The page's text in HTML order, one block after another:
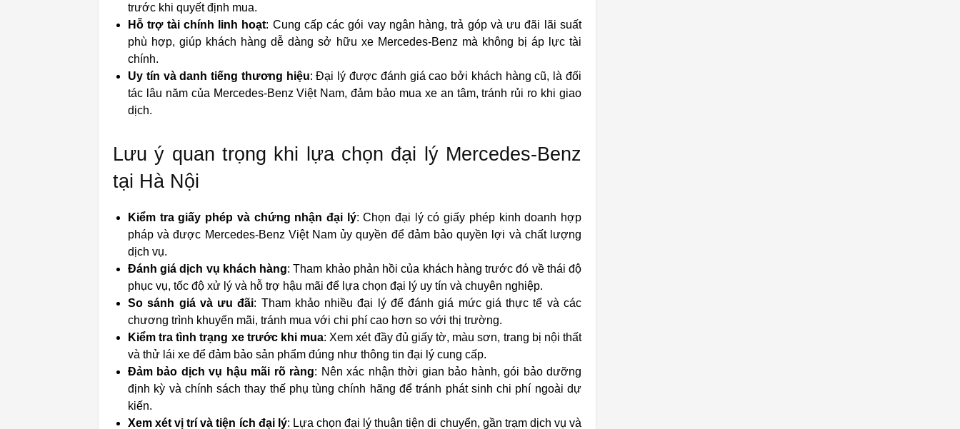
trước khi quyết định mua.
Hỗ trợ tài chính linh hoạt: Cung cấp các gói vay ngân hàng, trả góp và ưu đãi lãi suất
phù hợp, giúp khách hàng dễ dàng sở hữu xe Mercedes-Benz mà không bị áp lực tài
chính.
Uy tín và danh tiếng thương hiệu: Đại lý được đánh giá cao bởi khách hàng cũ, là đối
tác lâu năm của Mercedes-Benz Việt Nam, đảm bảo mua xe an tâm, tránh rủi ro khi giao
dịch.
Lưu ý quan trọng khi lựa chọn đại lý Mercedes-Benz
tại Hà Nội
Kiểm tra giấy phép và chứng nhận đại lý: Chọn đại lý có giấy phép kinh doanh hợp
pháp và được Mercedes-Benz Việt Nam ủy quyền để đảm bảo quyền lợi và chất lượng
dịch vụ.
Đánh giá dịch vụ khách hàng: Tham khảo phản hồi của khách hàng trước đó về thái độ
phục vụ, tốc độ xử lý và hỗ trợ hậu mãi để lựa chọn đại lý uy tín và chuyên nghiệp.
So sánh giá và ưu đãi: Tham khảo nhiều đại lý để đánh giá mức giá thực tế và các
chương trình khuyến mãi, tránh mua với chi phí cao hơn so với thị trường.
Kiểm tra tình trạng xe trước khi mua: Xem xét đầy đủ giấy tờ, màu sơn, trang bị nội thất
và thử lái xe để đảm bảo sản phẩm đúng như thông tin đại lý cung cấp.
Đảm bảo dịch vụ hậu mãi rõ ràng: Nên xác nhận thời gian bảo hành, gói bảo dưỡng
định kỳ và chính sách thay thế phụ tùng chính hãng để tránh phát sinh chi phí ngoài dự
kiến.
Xem xét vị trí và tiện ích đại lý: Lựa chọn đại lý thuận tiện di chuyển, gần trạm dịch vụ và